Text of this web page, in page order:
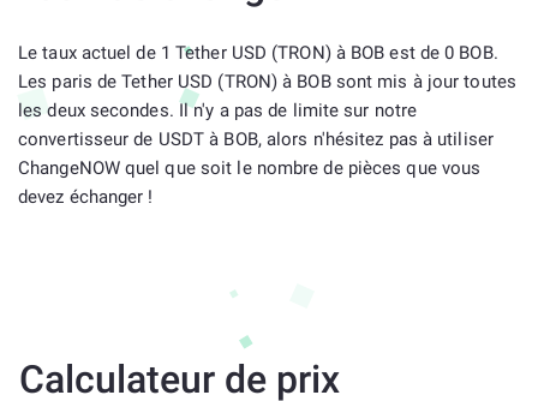
Le taux actuel de 1 Tether USD (TRON) à BOB est de 0 BOB.
Les paris de Tether USD (TRON) à BOB sont mis à jour toutes
les deux secondes. Il n'y a pas de limite sur notre
convertisseur de USDT à BOB, alors n'hésitez pas à utiliser
ChangeNOW quel que soit le nombre de pièces que vous
devez échanger !
Calculateur de prix